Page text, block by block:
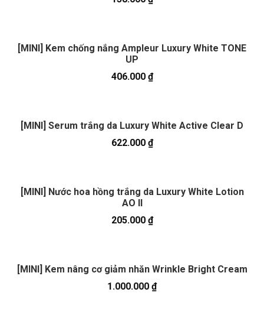
[MINI] Kem chống nắng Ampleur Luxury White TONE
UP
406.000 ₫
[MINI] Serum trắng da Luxury White Active Clear D
622.000 ₫
[MINI] Nước hoa hồng trắng da Luxury White Lotion
AO II
205.000 ₫
[MINI] Kem nâng cơ giảm nhăn Wrinkle Bright Cream
1.000.000 ₫